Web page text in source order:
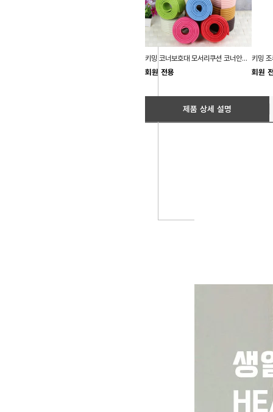
키밍 코너보호대 모서리쿠션 코너안전가드
회원 전용 회원
제품 상세 설명